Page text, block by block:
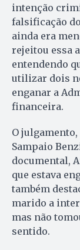
intenção
falsificação
ainda era
rejeitou essa
entendendo
utilizar dois
enganar a
financeira.
O
Sampaio
documental,
que estava
também
marido a
mas não
sentido.